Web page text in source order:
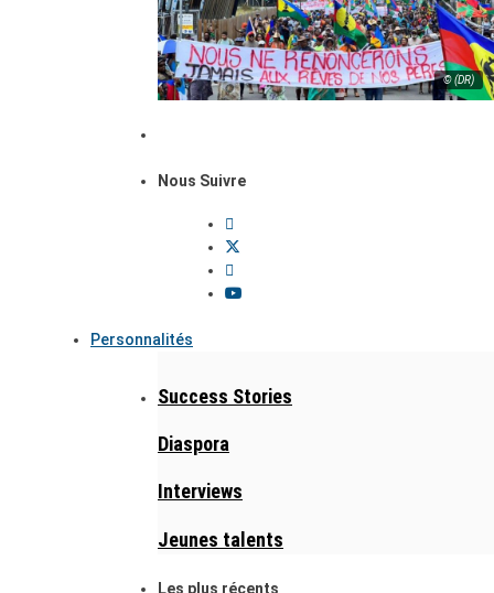
© (DR)
Nous Suivre
Personnalités
Success Stories
Diaspora
Interviews
Jeunes talents
Les plus récents